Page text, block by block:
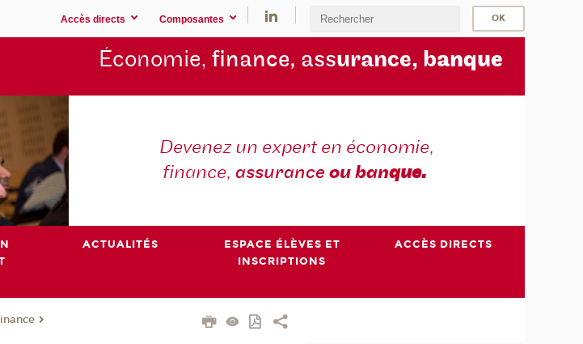
Accès directs Composantes
Économie, finance, assurance, banque
Devenez un expert en économie,
finance, assurance ou banque.
ACTUALITÉS
ESPACE ÉLÈVES ET
INSCRIPTIONS
ACCÈS DIRECTS